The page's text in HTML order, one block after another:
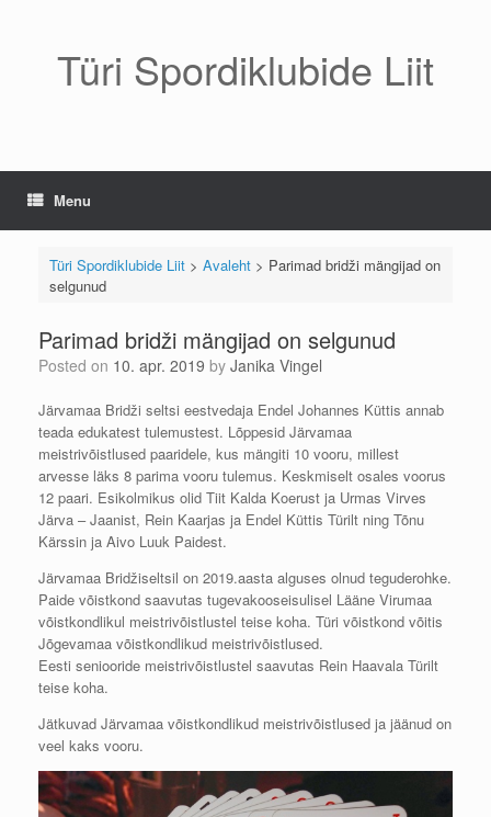
Türi Spordiklubide Liit
Menu
Türi Spordiklubide Liit> Avaleht> Parimad bridži mängijad on
selgunud
Parimad bridži mängijad on selgunud
Posted on 10. apr. 2019 by Janika Vingel
Järvamaa Bridži seltsi eestvedaja Endel Johannes Küttis annab
teada edukatest tulemustest. Lõppesid Järvamaa
meistrivõistlused paaridele, kus mängiti 10 vooru, millest
arvesse läks 8 parima vooru tulemus. Keskmiselt osales voorus
12 paari. Esikolmikus olid Tiit Kalda Koerust ja Urmas Virves
Järva – Jaanist, Rein Kaarjas ja Endel Küttis Türilt ning Tõnu
Kärssin ja Aivo Luuk Paidest.
Järvamaa Bridžiseltsil on 2019.aasta alguses olnud teguderohke.
Paide võistkond saavutas tugevakooseisulisel Lääne Virumaa
võistkondlikul meistrivõistlustel teise koha. Türi võistkond võitis
Jõgevamaa võistkondlikud meistrivõistlused.
Eesti seniooride meistrivõistlustel saavutas Rein Haavala Türilt
teise koha.
Jätkuvad Järvamaa võistkondlikud meistrivõistlused ja jäänud on
veel kaks vooru.